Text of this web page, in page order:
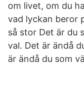
om livet, om du
vad lyckan beror
så stor Det är du
val. Det är ändå
är ändå du som